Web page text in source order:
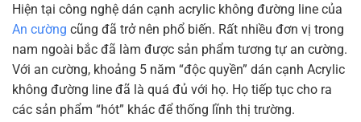
Hiện tại công nghệ dán cạnh acrylic không đường line của
An cường cũng đã trở nên phổ biến. Rất nhiều đơn vị trong
nam ngoài bắc đã làm được sản phẩm tương tự an cường.
Với an cường, khoảng 5 năm “độc quyền” dán cạnh Acrylic
không đường line đã là quá đủ với họ. Họ tiếp tục cho ra
các sản phẩm “hót” khác để thống lĩnh thị trường.